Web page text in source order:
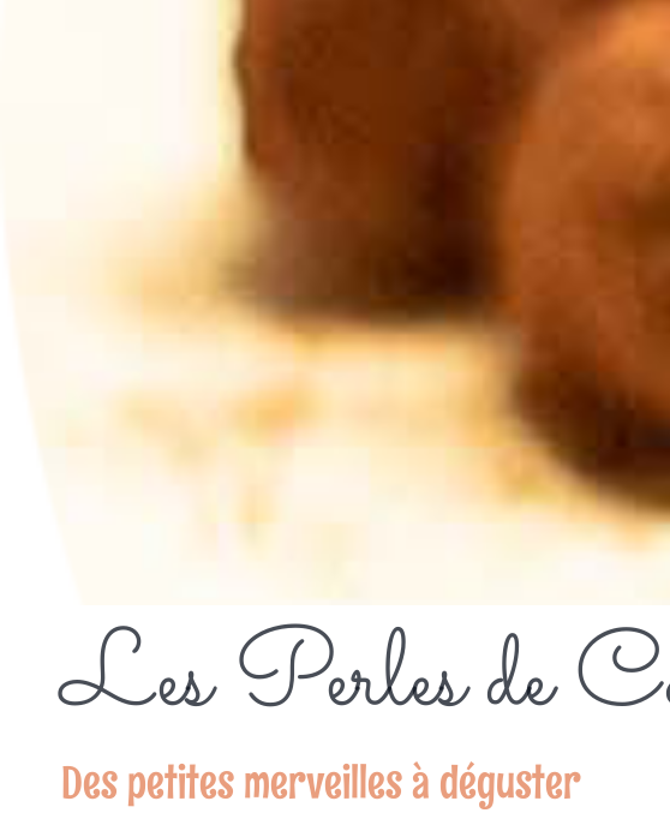
Les Perles de
Des petites merveilles à déguster